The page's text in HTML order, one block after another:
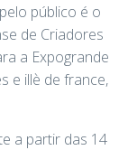
público é o
de Criadores
a Expogrande
e illè de france,
a partir das 14